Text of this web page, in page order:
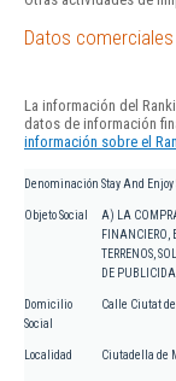
Datos comerciales
La información del
datos de información
información sobre el
Denominación Stay And Enjoy
Objeto Social
A) LA
FINANCIERO,
TERRENOS,
DE
Domicilio
Social
Calle Ciutat de
Localidad Ciutadella de